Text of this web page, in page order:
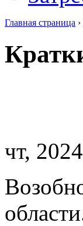
Главная страница ›
чт,